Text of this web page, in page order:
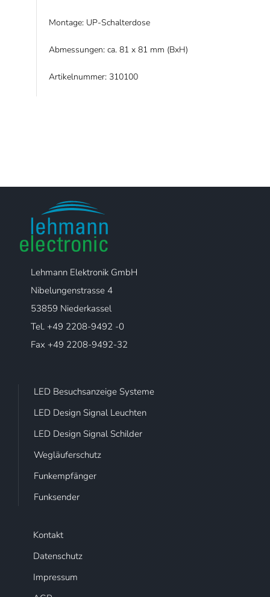
Montage: UP-Schalterdose
Abmessungen: ca. 81 x 81 mm (BxH)
Artikelnummer: 310100
Lehmann Elektronik GmbH
Nibelungenstrasse 4
53859 Niederkassel
Tel. +49 2208-9492 -0
Fax +49 2208-9492-32
LED Besuchsanzeige Systeme
LED Design Signal Leuchten
LED Design Signal Schilder
Wegläuferschutz
Funkempfänger
Funksender
Kontakt
Datenschutz
Impressum